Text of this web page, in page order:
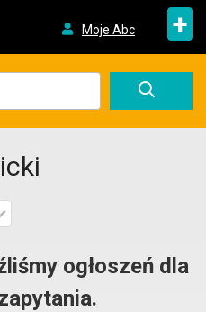
Moje Abc +
ogłoszeń dla